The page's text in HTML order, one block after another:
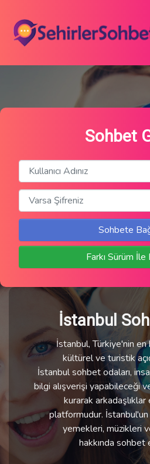
Sohbet
Sohbete
Farkı Sürüm İle
İstanbul
İstanbul, Türkiye'nin
kültürel ve turistik
İstanbul sohbet odaları,
bilgi alışverişi yapabileceği
kurarak
platformudur.
yemekleri, müzikleri
hakkında sohbet